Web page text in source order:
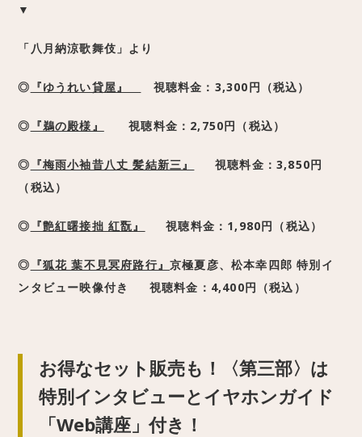
▼
「八月納涼歌舞伎」より
◎ 『ゆうれい貸屋』 視聴料金：3,300円（税込）
◎ 『鵜の殿様』 視聴料金：2,750円（税込）
◎ 『梅雨小袖昔八丈 髪結新三』
視聴料金：3,850円
（税込）
◎ 『艶紅曙接拙 紅翫』 視聴料金：1,980円（税込）
◎ 『狐花 葉不見冥府路行』京極夏彦、松本幸四郎 特別イ
ンタビュー映像付き 視聴料金：4,400円（税込）
お得なセット販売も！〈第三部〉は
特別インタビューとイヤホンガイド
「Web講座」付き！